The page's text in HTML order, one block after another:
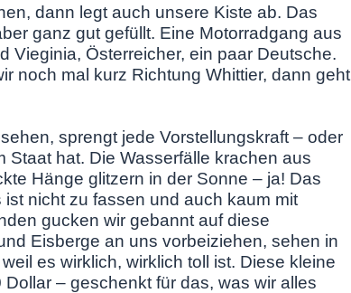
dann legt auch unsere Kiste ab. Das
ganz gut gefüllt. Eine Motorradgang aus
Vieginia, Österreicher, ein paar Deutsche.
noch mal kurz Richtung Whittier, dann geht
sprengt jede Vorstellungskraft – oder
hat. Die Wasserfälle krachen aus
Hänge glitzern in der Sonne – ja! Das
nicht zu fassen und auch kaum mit
gucken wir gebannt auf diese
Eisberge an uns vorbeiziehen, sehen in
es wirklich, wirklich toll ist. Diese kleine
– geschenkt für das, was wir alles